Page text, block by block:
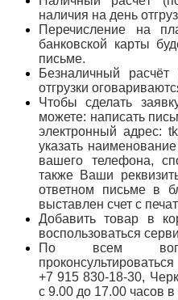
наличия на день
Перечисление на
банковской карты
письме.
Безналичный
отгрузки
Чтобы сделать
можете: написать
электронный адрес:
указать
вашего телефона,
также Ваши
ответном письме в
выставлен счет с
Добавить товар в
воспользоваться
По всем
+7 915 830-18-30,
с 9.00 до 17.00 часов